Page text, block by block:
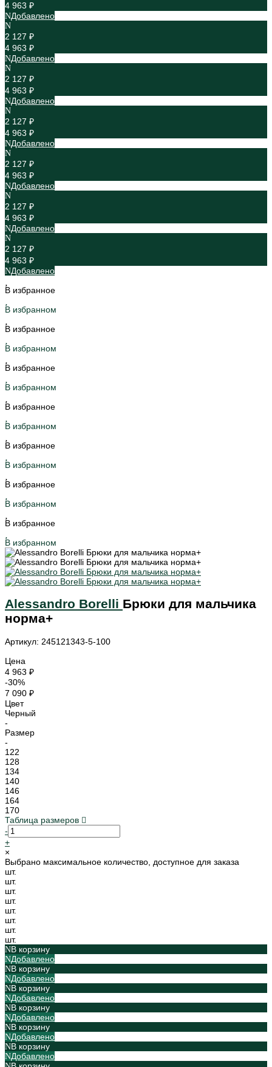
4 963 ₽
Добавлено
2 127 ₽
4 963 ₽
Добавлено
2 127 ₽
4 963 ₽
Добавлено
2 127 ₽
4 963 ₽
Добавлено
2 127 ₽
4 963 ₽
Добавлено
2 127 ₽
4 963 ₽
Добавлено
2 127 ₽
4 963 ₽
Добавлено
В избранное
В избранном
В избранное
В избранном
В избранное
В избранном
В избранное
В избранном
В избранное
В избранном
В избранное
В избранном
В избранное
В избранном
Alessandro Borelli Брюки для мальчика
норма+
Артикул: 245121343-5-100
Цена
4 963 ₽
-30%
7 090 ₽
Цвет
Черный
-
Размер
-
122
128
134
140
146
164
170
Таблица размеров
-
+
×
Выбрано максимальное количество, доступное для заказа
шт.
шт.
шт.
шт.
шт.
шт.
шт.
шт.
В корзину
Добавлено
В корзину
Добавлено
В корзину
Добавлено
В корзину
Добавлено
В корзину
Добавлено
В корзину
Добавлено